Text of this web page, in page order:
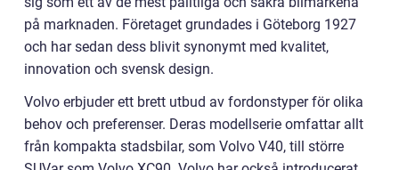
på marknaden. Företaget grundades i Göteborg 1927
och har sedan dess blivit synonymt med kvalitet,
innovation och svensk design.
Volvo erbjuder ett brett utbud av fordonstyper för olika
behov och preferenser. Deras modellserie omfattar allt
från kompakta stadsbilar, som Volvo V40, till större